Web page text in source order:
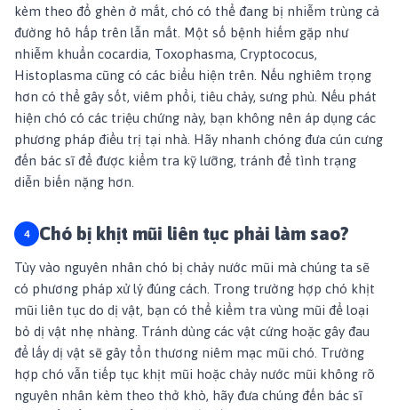
kèm theo đổ ghèn ở mắt, chó có thể đang bị nhiễm trùng cả
đường hô hấp trên lẫn mắt. Một số bệnh hiếm gặp như
nhiễm khuẩn cocardia, Toxophasma, Cryptococus,
Histoplasma cũng có các biểu hiện trên. Nếu nghiêm trọng
hơn có thể gây sốt, viêm phổi, tiêu chảy, sưng phù. Nếu phát
hiện chó có các triệu chứng này, bạn không nên áp dụng các
phương pháp điều trị tại nhà. Hãy nhanh chóng đưa cún cưng
đến bác sĩ để được kiểm tra kỹ lưỡng, tránh để tình trạng
diễn biến nặng hơn.
Chó bị khịt mũi liên tục phải làm sao?
Tùy vào nguyên nhân chó bị chảy nước mũi mà chúng ta sẽ
có phương pháp xử lý đúng cách. Trong trường hợp chó khịt
mũi liên tục do dị vật, bạn có thể kiểm tra vùng mũi để loại
bỏ dị vật nhẹ nhàng. Tránh dùng các vật cứng hoặc gây đau
để lấy dị vật sẽ gây tổn thương niêm mạc mũi chó. Trường
hợp chó vẫn tiếp tục khịt mũi hoặc chảy nước mũi không rõ
nguyên nhân kèm theo thở khò, hãy đưa chúng đến bác sĩ